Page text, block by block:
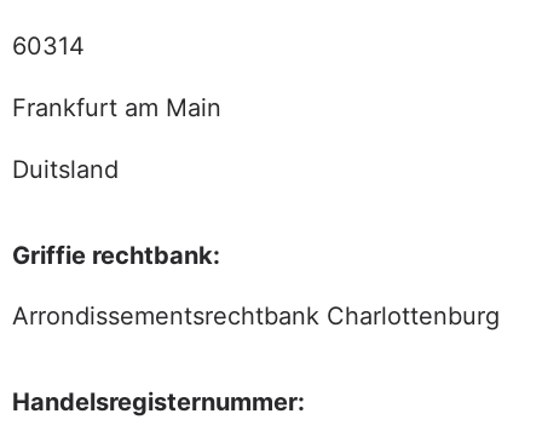
60314
Frankfurt am Main
Duitsland
Griffie rechtbank:
Arrondissementsrechtbank Charlottenburg
Handelsregisternummer: